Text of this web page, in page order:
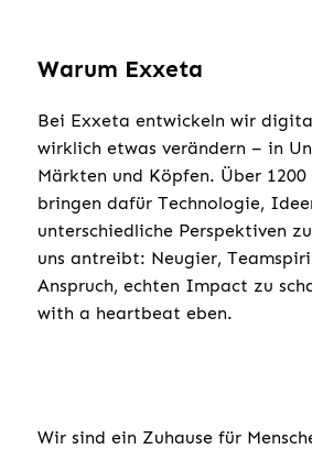
Warum Exxeta
Bei Exxeta entwickeln wir
wirklich etwas verändern – in
Märkten und Köpfen. Über 1200
bringen dafür Technologie,
unterschiedliche Perspektiven
uns antreibt: Neugier,
Anspruch, echten Impact zu
with a heartbeat eben.
Wir sind ein Zuhause für